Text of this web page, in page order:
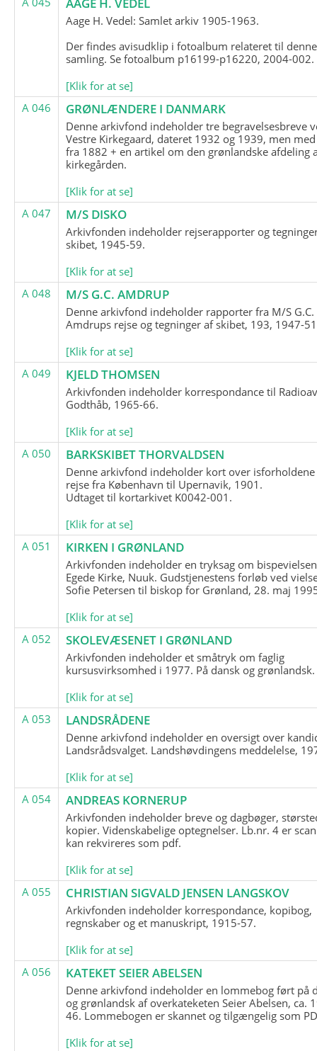
Aage H. Vedel: Samlet arkiv 1905-1963.
Der findes avisudklip i fotoalbum relateret til denne
samling. Se fotoalbum p16199-p16220, 2004-002.
[Klik for at se]
A 046
GRØNLÆNDERE I DANMARK
Denne arkivfond indeholder tre begravelsesbreve
Vestre Kirkegaard, dateret 1932 og 1939, men
fra 1882 + en artikel om den grønlandske afdeling
kirkegården.
[Klik for at se]
A 047
M/S DISKO
Arkivfonden indeholder rejserapporter og
skibet, 1945-59.
[Klik for at se]
A 048
M/S G.C. AMDRUP
Denne arkivfond indeholder rapporter fra M/S G.C.
Amdrups rejse og tegninger af skibet, 193, 1947-
[Klik for at se]
A 049
KJELD THOMSEN
Arkivfonden indeholder korrespondance til
Godthåb, 1965-66.
[Klik for at se]
A 050
BARKSKIBET THORVALDSEN
Denne arkivfond indeholder kort over
rejse fra København til Upernavik, 1901.
Udtaget til kortarkivet K0042-001.
[Klik for at se]
A 051
KIRKEN I GRØNLAND
Arkivfonden indeholder en tryksag om
Egede Kirke, Nuuk. Gudstjenestens forløb ved
Sofie Petersen til biskop for Grønland, 28. maj
[Klik for at se]
A 052
SKOLEVÆSENET I GRØNLAND
Arkivfonden indeholder et småtryk om faglig
kursusvirksomhed i 1977. På dansk og grønlandsk.
[Klik for at se]
A 053
LANDSRÅDENE
Denne arkivfond indeholder en oversigt over
Landsrådsvalget. Landshøvdingens meddelelse,
[Klik for at se]
A 054
ANDREAS KORNERUP
Arkivfonden indeholder breve og dagbøger,
kopier. Videnskabelige optegnelser. Lb.nr. 4 er
kan rekvireres som pdf.
[Klik for at se]
A 055
CHRISTIAN SIGVALD JENSEN LANGSKOV
Arkivfonden indeholder korrespondance, kopibog,
regnskaber og et manuskript, 1915-57.
[Klik for at se]
A 056
KATEKET SEIER ABELSEN
Denne arkivfond indeholder en lommebog ført på
og grønlandsk af overkateketen Seier Abelsen, ca.
46. Lommebogen er skannet og tilgængelig som
[Klik for at se]